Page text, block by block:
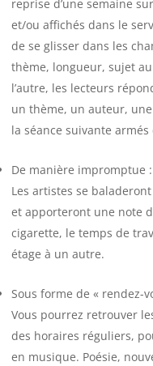
reprise d’une semaine
et/ou affichés dans le
de se glisser dans les
thème, longueur, sujet
l’autre, les lecteurs
un thème, un auteur,
la séance suivante
De manière impromptue :
Les artistes se
et apporteront une note
cigarette, le temps de
étage à un autre.
Sous forme de « rendez-
Vous pourrez retrouver
des horaires réguliers,
en musique. Poésie,